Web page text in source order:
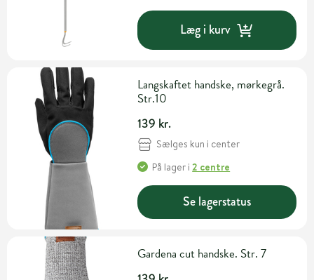
Læg i kurv
Langskaftet handske, mørkegrå.
Str.10
139 kr.
Sælges kun i center
På lager i2 centre
Se lagerstatus
Gardena cut handske. Str. 7